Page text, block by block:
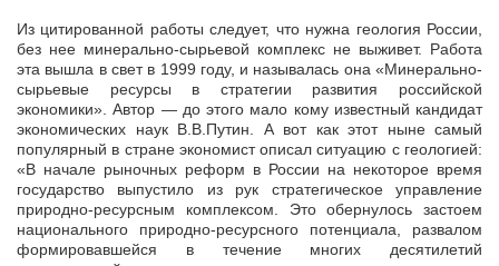
Из цитированной работы следует, что нужна геология России,
без нее минерально-сырьевой комплекс не выживет. Работа
эта вышла в свет в 1999 году, и называлась она «Минерально-
сырьевые ресурсы в стратегии развития российской
экономики». Автор — до этого мало кому известный кандидат
экономических наук В.В.Путин. А вот как этот ныне самый
популярный в стране экономист описал ситуацию с геологией:
«В начале рыночных реформ в России на некоторое время
государство выпустило из рук стратегическое управление
природно-ресурсным комплексом. Это обернулось застоем
национального природно-ресурсного потенциала, развалом
формировавшейся в течение многих десятилетий